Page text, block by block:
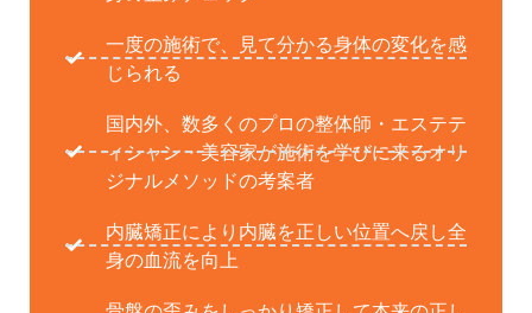
一度の施術で、見て分かる身体の変化を感
じられる
国内外、数多くのプロの整体師・エステテ
ィシャン・美容家が施術を学びに来るオリ
ジナルメソッドの考案者
内臓矯正により内臓を正しい位置へ戻し全
身の血流を向上